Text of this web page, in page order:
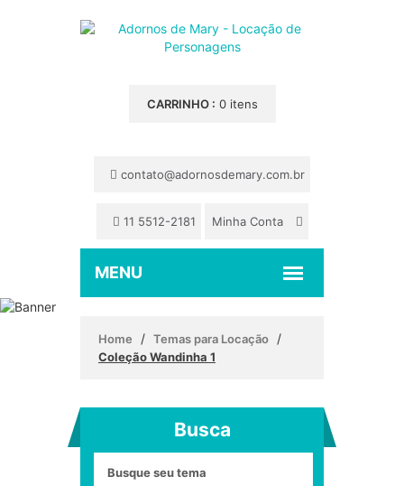
CARRINHO : 0 itens
contato@adornosdemary.com.br
11 5512-2181 Minha Conta
Home / Temas para Locação /
Coleção Wandinha 1
Busca